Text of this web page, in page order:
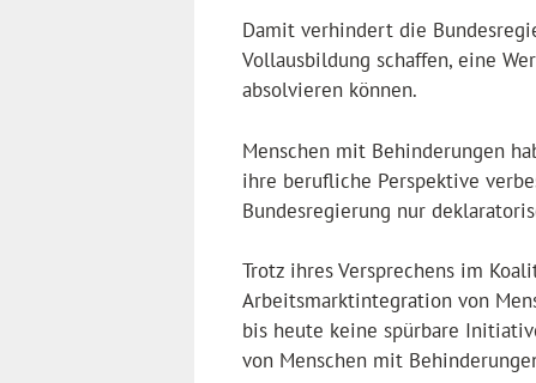
Damit verhindert die
Vollausbildung schaffen, eine
absolvieren können.
Menschen mit Behinderungen
ihre berufliche Perspektive
Bundesregierung nur
Trotz ihres Versprechens im
Arbeitsmarktintegration von
bis heute keine spürbare
von Menschen mit